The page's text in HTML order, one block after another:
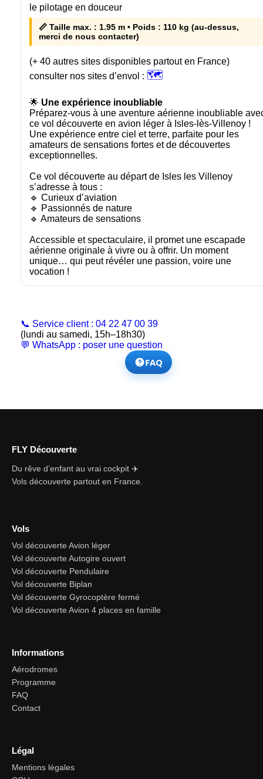
le pilotage en douceur
📏 Taille max. : 1.95 m • Poids : 110 kg (au-dessus,
merci de nous contacter)
(+ 40 autres sites disponibles partout en France)
consulter nos sites d’envol : 🗺️
🌟 Une expérience inoubliable
Préparez-vous à une aventure aérienne inoubliable
ce vol découverte en avion léger à Isles-lès-Villenoy !
Une expérience entre ciel et terre, parfaite pour les
amateurs de sensations fortes et de découvertes
exceptionnelles.
Ce vol découverte au départ de Isles les Villenoy
s’adresse à tous :
🔹 Curieux d’aviation
🔹 Passionnés de nature
🔹 Amateurs de sensations
Accessible et spectaculaire, il promet une escapade
aérienne originale à vivre ou à offrir. Un moment
unique… qui peut révéler une passion, voire une
vocation !
📞 Service client : 04 22 47 00 39
(lundi au samedi, 15h–18h30)
💬 WhatsApp : poser une question
FAQ
FLY Découverte
Du rêve d’enfant au vrai cockpit ✈️
Vols découverte partout en France.
Vols
Vol découverte Avion léger
Vol découverte Autogire ouvert
Vol découverte Pendulaire
Vol découverte Biplan
Vol découverte Gyrocoptère fermé
Vol découverte Avion 4 places en famille
Informations
Aérodromes
Programme
FAQ
Contact
Légal
Mentions légales